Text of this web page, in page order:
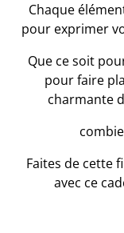
Chaque
pour exprimer
Que ce soit
pour faire
charmante
Faites de cette
avec ce